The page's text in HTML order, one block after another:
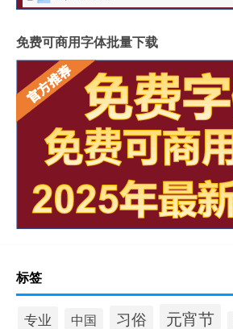
免费可商用字体批量下载
标签
专业 中国 习俗 元宵节